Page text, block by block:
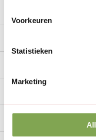
Voorkeuren
Statistieken
Marketing